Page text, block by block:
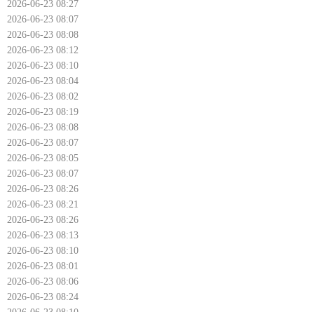
2026-06-23 08:27
2026-06-23 08:07
2026-06-23 08:08
2026-06-23 08:12
2026-06-23 08:10
2026-06-23 08:04
2026-06-23 08:02
2026-06-23 08:19
2026-06-23 08:08
2026-06-23 08:07
2026-06-23 08:05
2026-06-23 08:07
2026-06-23 08:26
2026-06-23 08:21
2026-06-23 08:26
2026-06-23 08:13
2026-06-23 08:10
2026-06-23 08:01
2026-06-23 08:06
2026-06-23 08:24